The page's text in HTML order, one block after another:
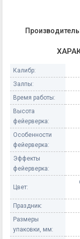
Калибр:
Залпы:
Время работы:
Высота
фейерверка:
Особенности
фейерверка:
Эффекты
фейерверка:
Цвет:
Праздник:
Размеры
упаковки, мм: